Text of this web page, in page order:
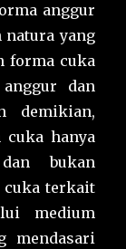
anggur
natura yang
forma cuka
dan
demikian,
hanya
bukan
cuka terkait
medium
mendasari